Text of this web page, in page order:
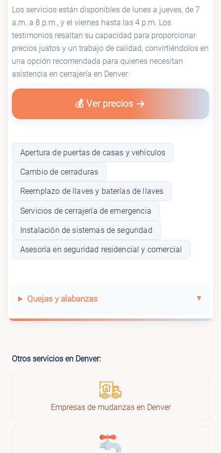
Los servicios están disponibles de lunes a jueves, de 7
a.m. a 8 p.m., y el viernes hasta las 4 p.m. Los
testimonios resaltan su capacidad para proporcionar
precios justos y un trabajo de calidad, convirtiéndolos en
una opción recomendada para quienes necesitan
asistencia en cerrajería en Denver.
💰 Ver precios
Apertura de puertas de casas y vehículos
Cambio de cerraduras
Reemplazo de llaves y baterías de llaves
Servicios de cerrajería de emergencia
Instalación de sistemas de seguridad
Asesoría en seguridad residencial y comercial
Quejas y alabanzas
Otros servicios en Denver:
Empresas de mudanzas en Denver